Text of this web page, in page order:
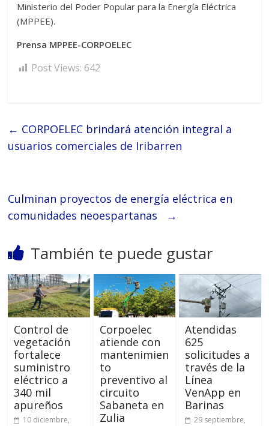
Ministerio del Poder Popular para la Energía Eléctrica
(MPPEE).
Prensa MPPEE-CORPOELEC
Post Views: 642
← CORPOELEC brindará atención integral a
usuarios comerciales de Iribarren
Culminan proyectos de energía eléctrica en
comunidades neoespartanas
→
También te puede gustar
Control de
vegetación
fortalece
suministro
eléctrico a
340 mil
apureños
10 diciembre,
Corpoelec
atiende con
mantenimien
to
preventivo al
circuito
Sabaneta en
Zulia
Atendidas
625
solicitudes a
través de la
Línea
VenApp en
Barinas
29 septiembre,